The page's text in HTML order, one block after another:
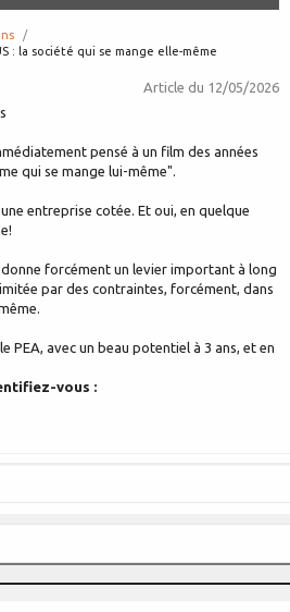
: la société qui se mange elle-même
Article du 12/05/2026
pensé à un film des années
qui se mange lui-même".
entreprise cotée. Et oui, en quelque
forcément un levier important à long
par des contraintes, forcément, dans
PEA, avec un beau potentiel à 3 ans, et en
vous :